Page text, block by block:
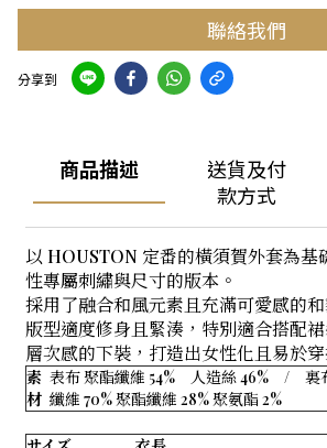
聯絡我們
分享到
商品描述
送貨及付
款方式
以 HOUSTON 定番的橫須賀外套為基
性專屬刺繡與尺寸的版本。
採用了融合和風元素且充滿可愛感的和
版型適度修身且緊湊，特別適合搭配
層次感的下裝，打造出女性化且易於
素
材
表布 聚酯纖維 54% 人造絲 46% /
纖維 70% 聚酯纖維 28% 聚氨酯 2%